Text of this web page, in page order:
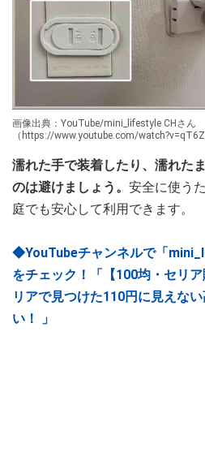
画像出典：YouTube/mini_lifestyle CHさん
（https://www.youtube.com/
濡れた手で装着したり、濡れた
のは避けましょう。 安全に使う
庭でも安心して利用できます。
◆YouTubeチャンネルで「
をチェック！「【100均・セリ
リアで見つけた110円に見えな
い！ 」